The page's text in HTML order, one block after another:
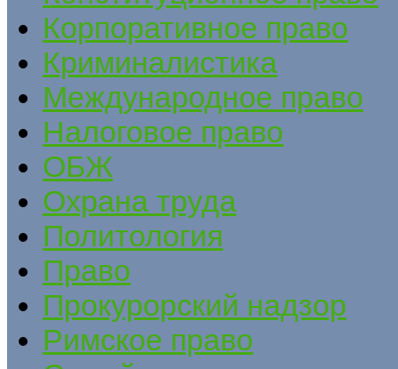
Корпоративное право
Криминалистика
Международное право
Налоговое право
ОБЖ
Охрана труда
Политология
Право
Прокурорский надзор
Римское право